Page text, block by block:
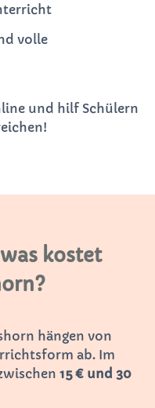
volle
und hilf Schülern
kostet
hängen von
ab. Im
15 € und 30